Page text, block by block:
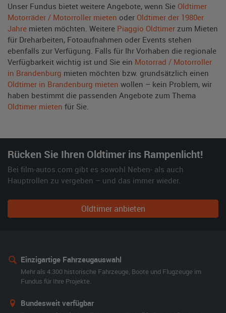
Unser Fundus bietet weitere Angebote, wenn Sie Oldtimer
Motorräder / Motorroller mieten oder Oldtimer der 1980er
Jahre mieten möchten. Weitere Piaggio Oldtimer zum Mieten
für Dreharbeiten, Fotoaufnahmen oder Events stehen
ebenfalls zur Verfügung. Falls für Ihr Vorhaben die regionale
Verfügbarkeit wichtig ist und Sie ein Motorrad / Motorroller
in Brandenburg mieten möchten bzw. grundsätzlich einen
Oldtimer in Brandenburg mieten wollen – kein Problem, wir
haben bestimmt die passenden Angebote zum Thema
Oldtimer mieten für Sie.
Rücken Sie Ihren Oldtimer ins Rampenlicht!
Bei film-autos.com gibt es sowohl Neben- als auch
Hauptrollen zu vergeben – und das immer wieder.
Oldtimer anbieten
Einzigartige Fahrzeugauswahl
Mehr als 4.300 historische Fahrzeuge, Boote und Flugzeuge im
Fundus für Ihre Projekte.
Bundesweit verfügbar